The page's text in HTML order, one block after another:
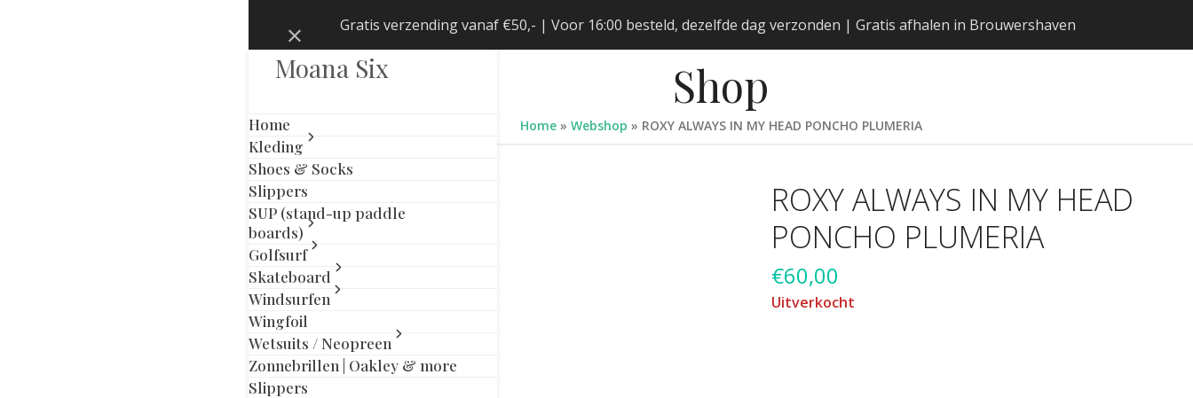
Gratis verzending vanaf €50,- | Voor 16:00 besteld, dezelfde dag verzonden | Gratis afhalen in Brouwershaven
Negeren
Moana Six
Home
Kleding
Shoes & Socks
Slippers
SUP (stand-up paddle
boards)
Golfsurf
Skateboard
Windsurfen
Wingfoil
Wetsuits / Neopreen
Zonnebrillen | Oakley & more
Slippers
Shop
Home» Webshop » ROXY ALWAYS IN MY HEAD PONCHO PLUMERIA
ROXY ALWAYS IN MY HEAD
PONCHO PLUMERIA
€60,00
Uitverkocht